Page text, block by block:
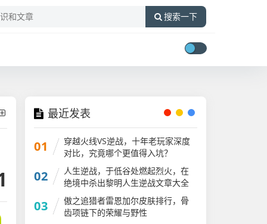
搜索一下
最近发表
01
穿越火线VS逆战，十年老玩家深度
对比，究竟哪个更值得入坑？
02
人生逆战，于低谷处燃起烈火，在
绝境中杀出黎明人生逆战文章大全
03
傲之追猎者雷恩加尔皮肤排行，骨
齿项链下的荣耀与野性